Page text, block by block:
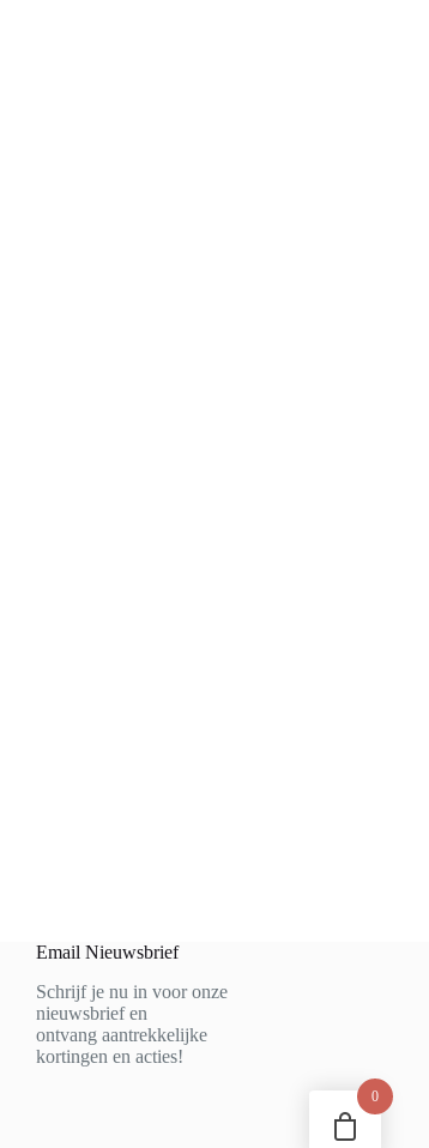
Email Nieuwsbrief
Schrijf je nu in voor onze
nieuwsbrief en
ontvang aantrekkelijke
kortingen en acties!
0